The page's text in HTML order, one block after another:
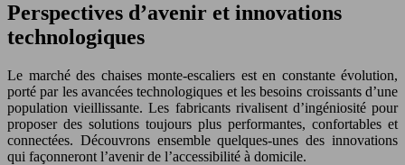
Perspectives d’avenir et innovations
technologiques
Le marché des chaises monte-escaliers est en constante évolution,
porté par les avancées technologiques et les besoins croissants d’une
population vieillissante. Les fabricants rivalisent d’ingéniosité pour
proposer des solutions toujours plus performantes, confortables et
connectées. Découvrons ensemble quelques-unes des innovations
qui façonneront l’avenir de l’accessibilité à domicile.